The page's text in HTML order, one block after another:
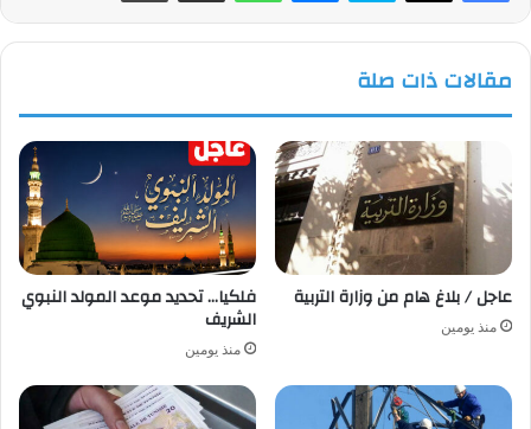
مقالات ذات صلة
عاجل / بلاغ هام من وزارة التربية
منذ يومين
فلكيا… تحديد موعد المولد النبوي
الشريف
منذ يومين